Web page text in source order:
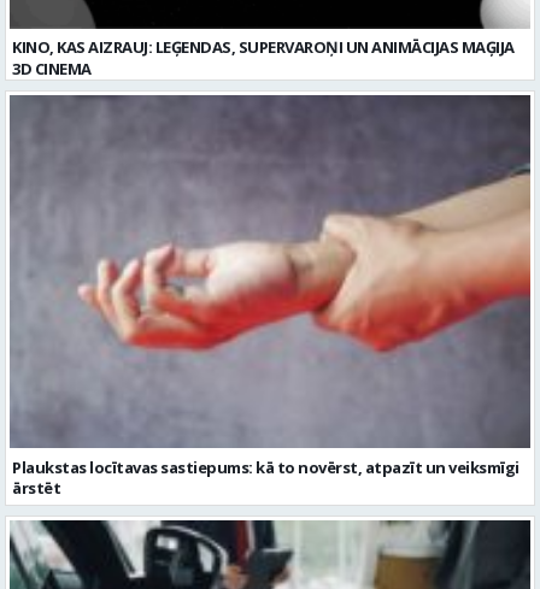
Plaukstas locītavas sastiepums: kā to novērst, atpazīt un veiksmīgi